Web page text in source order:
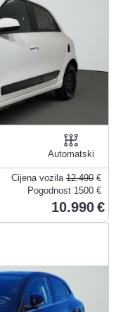
Automatski
Cijena vozila 12.490 €
Pogodnost 1500 €
10.990